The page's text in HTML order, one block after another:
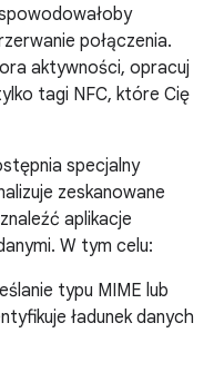
połączenia.
aktywności, opracuj
tagi NFC, które Cię
specjalny
zeskanowane
aplikacje
W tym celu:
typu MIME lub
ładunek danych